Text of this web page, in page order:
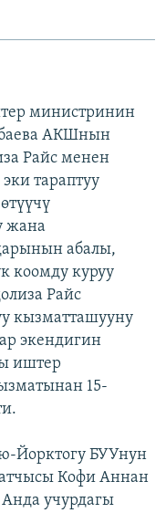
министринин
АКШнын
Райс менен
тараптуу
жана
абалы,
коомду куруу
Райс
кызматташууну
экендигин
иштер
15-
Йорктогу БУУнун
Кофи Аннан
учурдагы